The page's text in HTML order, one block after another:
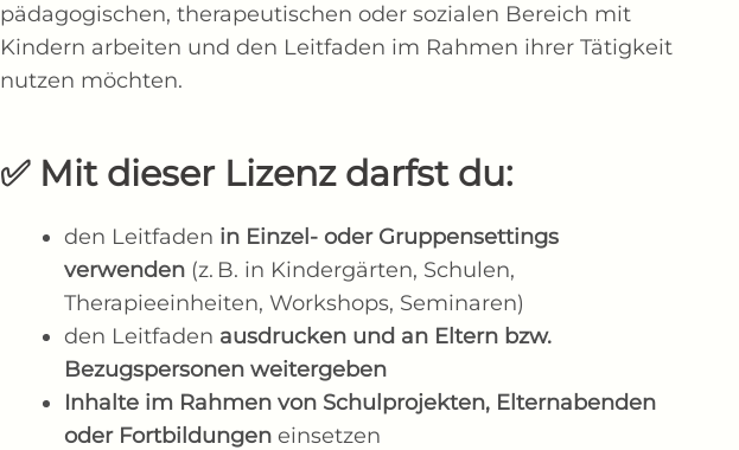
pädagogischen, therapeutischen oder sozialen Bereich mit
Kindern arbeiten und den Leitfaden im Rahmen ihrer Tätigkeit
nutzen möchten.
✅ Mit dieser Lizenz darfst du:
den Leitfaden in Einzel- oder Gruppensettings
verwenden (z. B. in Kindergärten, Schulen,
Therapieeinheiten, Workshops, Seminaren)
den Leitfaden ausdrucken und an Eltern bzw.
Bezugspersonen weitergeben
Inhalte im Rahmen von Schulprojekten, Elternabenden
oder Fortbildungen einsetzen